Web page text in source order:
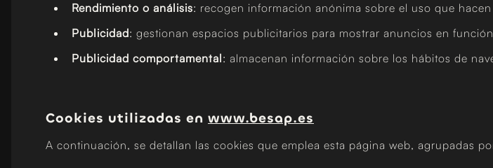
Rendimiento o análisis: recogen información anónima sobre el uso que
Publicidad: gestionan espacios publicitarios para mostrar anuncios en
Publicidad comportamental: almacenan información sobre los hábitos de
Cookies utilizadas en www.besap.es
A continuación, se detallan las cookies que emplea esta página web, agrupadas